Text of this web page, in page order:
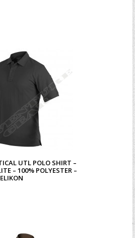
UTL POLO SHIRT –
– 100% POLYESTER –